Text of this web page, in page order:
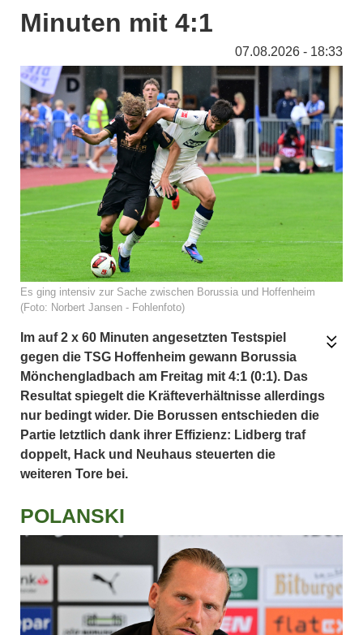
Minuten mit 4:1
07.08.2026 - 18:33
Es ging intensiv zur Sache zwischen Borussia und Hoffenheim
(Foto: Norbert Jansen - Fohlenfoto)
Im auf 2 x 60 Minuten angesetzten Testspiel
gegen die TSG Hoffenheim gewann Borussia
Mönchengladbach am Freitag mit 4:1 (0:1). Das
Resultat spiegelt die Kräfteverhältnisse allerdings
nur bedingt wider. Die Borussen entschieden die
Partie letztlich dank ihrer Effizienz: Lidberg traf
doppelt, Hack und Neuhaus steuerten die
weiteren Tore bei.
POLANSKI